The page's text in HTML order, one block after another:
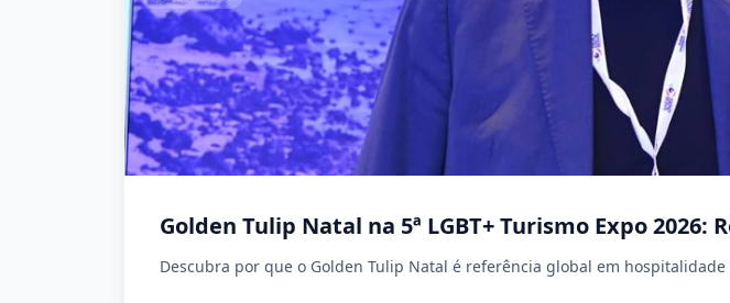
Golden Tulip Natal na 5ª LGBT+ Turismo Expo
Descubra por que o Golden Tulip Natal é referência global em